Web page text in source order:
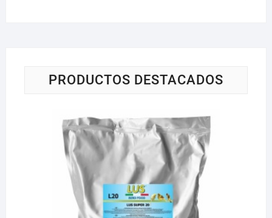
PRODUCTOS DESTACADOS